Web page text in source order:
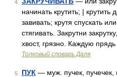
4
начинать крутить; | крутить
завивать; крутя спускать
стягивать. Закрутни
хвост, грязно. Каждую
Толковый словарь Даля
5 ПУК — муж. пучек, пучечек,